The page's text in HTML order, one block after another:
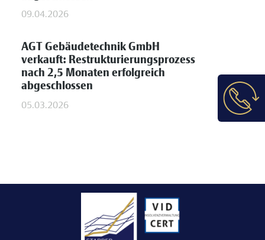
09.04.2026
AGT Gebäudetechnik GmbH
verkauft: Restrukturierungsprozess
nach 2,5 Monaten erfolgreich
abgeschlossen
05.03.2026